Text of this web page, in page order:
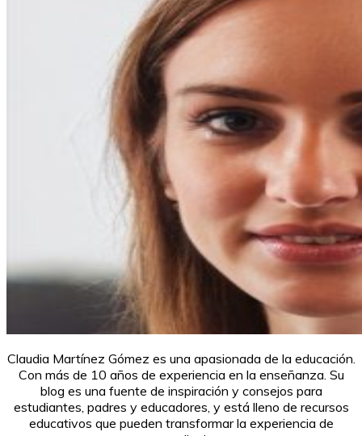
Claudia Martínez Gómez es una apasionada de la educación.
Con más de 10 años de experiencia en la enseñanza. Su
blog es una fuente de inspiración y consejos para
estudiantes, padres y educadores, y está lleno de recursos
educativos que pueden transformar la experiencia de